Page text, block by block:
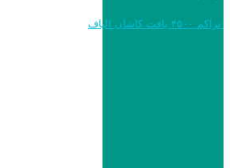
خرید به قیمت فرش ماشینی ۱۵۰۰ شانه تراکم ۴۵۰۰ بافت کاشان الیاف